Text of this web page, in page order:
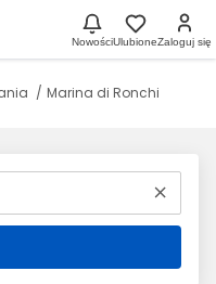
NowościUlubioneZaloguj się
Marina di Ronchi